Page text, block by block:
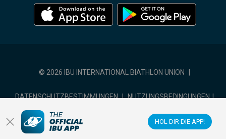
HOL DIR DIE APP!
© 2026 IBU INTERNATIONAL BIATHLON UNION
DATENSCHUTZBESTIMMUNGEN | NUTZUNGSBEDINGUNGEN |
COOKIE-EINSTELLUNGEN